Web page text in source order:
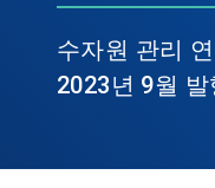
수자원 관리
2023년 9월